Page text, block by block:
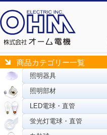
商品カテゴリー一覧
照明器具
照明部材
LED電球・直管
蛍光灯電球・直管